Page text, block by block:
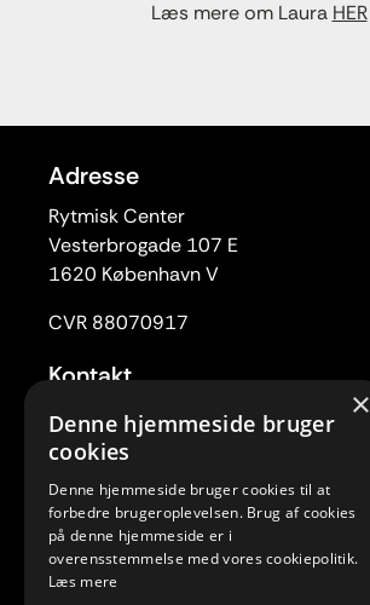
Læs mere om Laura HER
Adresse
Rytmisk Center
Vesterbrogade 107 E
1620 København V
CVR 88070917
Kontakt
Tlf. 33 22 59 84
Mail:rc@rytmiskcenter.dk
Kontorets åbningstider
Mandag-torsdag kl. 10.00-15.00
Fredag lukket
×
Denne hjemmeside bruger
cookies
Denne hjemmeside bruger cookies til at
forbedre brugeroplevelsen. Brug af cookies
på denne hjemmeside er i
overensstemmelse med vores cookiepolitik.
Læs mere